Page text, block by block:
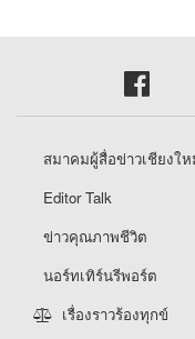
สมาคมผู้สื่อข่าวเชียงใ
Editor Talk
ข่าวคุณภาพชีวิต
นอร์ทเทิร์นรีพอร์ต
เรื่องราวร้องทุกข์